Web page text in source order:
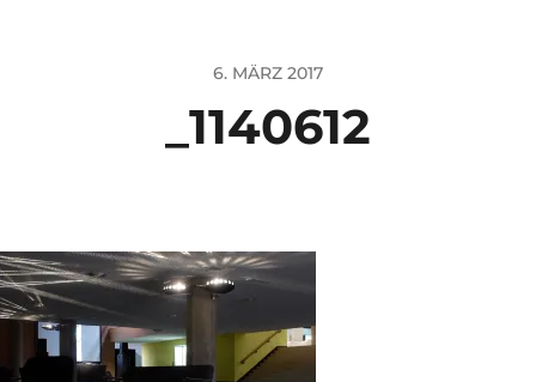
6. MÄRZ 2017
_1140612